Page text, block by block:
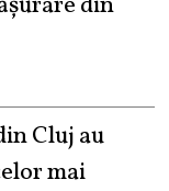
Cluj au
mai